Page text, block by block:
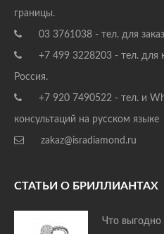
границы.
03 3761038 - тел. для
+7 499 3228203 - тел. для
Россия.
+7 920 7490522 - тел. и
консультаций на русском языке
zakaz@isradiamond.ru
СТАТЬИ О БРИЛЛИАНТАХ
Что выгодно